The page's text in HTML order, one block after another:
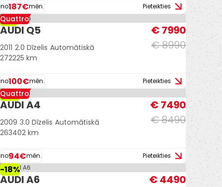
no187€mēn. Pieteikties
-11%
Quattro
AUDI Q5
€ 8990
€ 7990
2011 2.0 Dīzelis Automātiskā
272225 km
no100€mēn. Pieteikties
-12%
Quattro
AUDI A4
€ 8490
€ 7490
2009 3.0 Dīzelis Automātiskā
263402 km
no94€mēn. Pieteikties
-18%
AUDI A6
€ 4490